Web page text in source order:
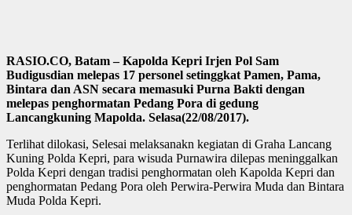
RASIO.CO, Batam – Kapolda Kepri Irjen Pol Sam
Budigusdian melepas 17 personel setinggkat Pamen, Pama,
Bintara dan ASN secara memasuki Purna Bakti dengan
melepas penghormatan Pedang Pora di gedung
Lancangkuning Mapolda. Selasa(22/08/2017).
Terlihat dilokasi, Selesai melaksanakn kegiatan di Graha Lancang
Kuning Polda Kepri, para wisuda Purnawira dilepas meninggalkan
Polda Kepri dengan tradisi penghormatan oleh Kapolda Kepri dan
penghormatan Pedang Pora oleh Perwira-Perwira Muda dan Bintara
Muda Polda Kepri.